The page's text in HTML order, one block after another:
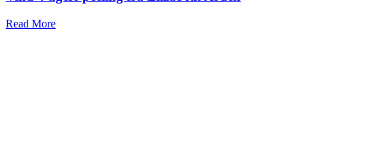
Read More